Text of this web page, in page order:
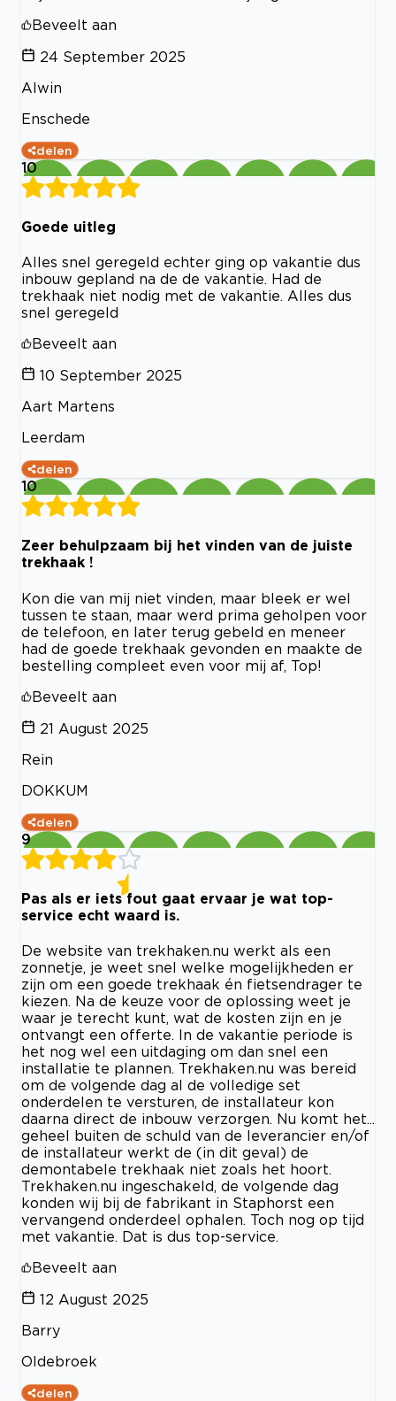
Beveelt aan
24 September 2025
Alwin
Enschede
delen
10
Goede uitleg
Alles snel geregeld echter ging op vakantie dus
inbouw gepland na de de vakantie. Had de
trekhaak niet nodig met de vakantie. Alles dus
snel geregeld
Beveelt aan
10 September 2025
Aart Martens
Leerdam
delen
10
Zeer behulpzaam bij het vinden van de juiste
trekhaak !
Kon die van mij niet vinden, maar bleek er wel
tussen te staan, maar werd prima geholpen voor
de telefoon, en later terug gebeld en meneer
had de goede trekhaak gevonden en maakte de
bestelling compleet even voor mij af, Top!
Beveelt aan
21 August 2025
Rein
DOKKUM
delen
9
Pas als er iets fout gaat ervaar je wat top-
service echt waard is.
De website van trekhaken.nu werkt als een
zonnetje, je weet snel welke mogelijkheden er
zijn om een goede trekhaak én fietsendrager te
kiezen. Na de keuze voor de oplossing weet je
waar je terecht kunt, wat de kosten zijn en je
ontvangt een offerte. In de vakantie periode is
het nog wel een uitdaging om dan snel een
installatie te plannen. Trekhaken.nu was bereid
om de volgende dag al de volledige set
onderdelen te versturen, de installateur kon
daarna direct de inbouw verzorgen. Nu komt het...
geheel buiten de schuld van de leverancier en/of
de installateur werkt de (in dit geval) de
demontabele trekhaak niet zoals het hoort.
Trekhaken.nu ingeschakeld, de volgende dag
konden wij bij de fabrikant in Staphorst een
vervangend onderdeel ophalen. Toch nog op tijd
met vakantie. Dat is dus top-service.
Beveelt aan
12 August 2025
Barry
Oldebroek
delen